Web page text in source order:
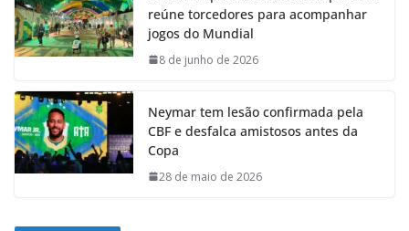
reúne torcedores para acompanhar
jogos do Mundial
8 de junho de 2026
Neymar tem lesão confirmada pela
CBF e desfalca amistosos antes da
Copa
28 de maio de 2026